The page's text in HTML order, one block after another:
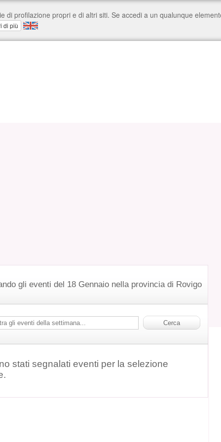
gli eventi del 18 Gennaio nella provincia di Rovigo
stati segnalati eventi per la selezione